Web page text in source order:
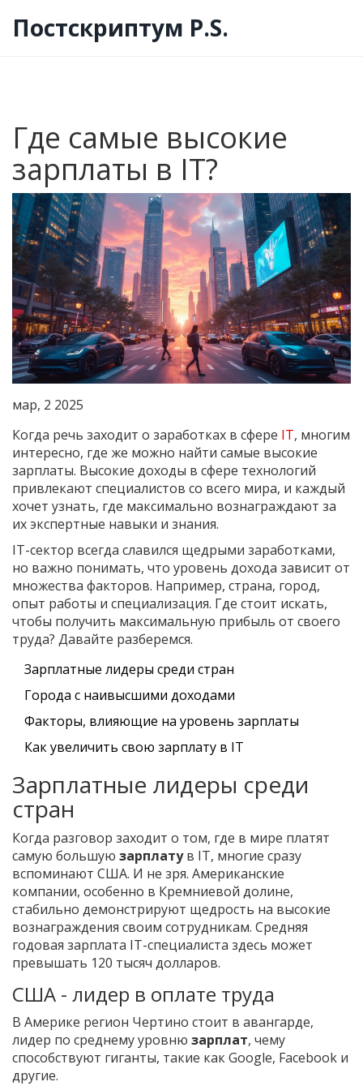
Постскриптум P.S.
Где самые высокие
зарплаты в IT?
мар, 2 2025
Когда речь заходит о заработках в сфере IT, многим
интересно, где же можно найти самые высокие
зарплаты. Высокие доходы в сфере технологий
привлекают специалистов со всего мира, и каждый
хочет узнать, где максимально вознаграждают за
их экспертные навыки и знания.
IT-сектор всегда славился щедрыми заработками,
но важно понимать, что уровень дохода зависит от
множества факторов. Например, страна, город,
опыт работы и специализация. Где стоит искать,
чтобы получить максимальную прибыль от своего
труда? Давайте разберемся.
Зарплатные лидеры среди стран
Города с наивысшими доходами
Факторы, влияющие на уровень зарплаты
Как увеличить свою зарплату в IT
Зарплатные лидеры среди
стран
Когда разговор заходит о том, где в мире платят
самую большую зарплатув IT, многие сразу
вспоминают США. И не зря. Американские
компании, особенно в Кремниевой долине,
стабильно демонстрируют щедрость на высокие
вознаграждения своим сотрудникам. Средняя
годовая зарплата IT-специалиста здесь может
превышать 120 тысяч долларов.
США - лидер в оплате труда
В Америке регион Чертино стоит в авангарде,
лидер по среднему уровню зарплат, чему
способствуют гиганты, такие как Google, Facebook и
другие.